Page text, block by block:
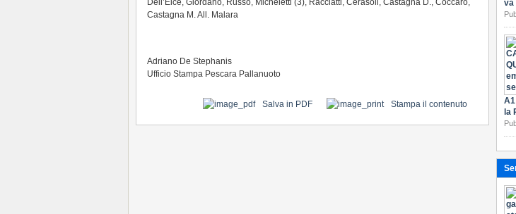
Dell’Elce, Giordano, Russo, Micheletti (3), Racciatti, Cerasoli, Castagna D., Coccaro,
Castagna M. All. Malara
Adriano De Stephanis
Ufficio Stampa Pescara Pallanuoto
Salva in PDF Stampa il contenuto
va
la